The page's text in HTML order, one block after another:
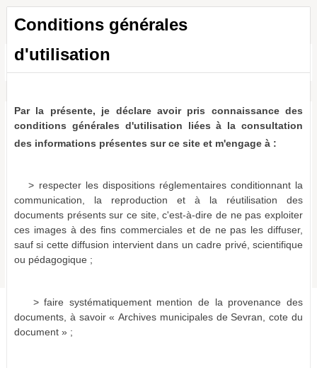
Toutes les ressources
Aucun document ne correspond aux termes de recherche
Suggestions :
Essayez un autre mode d’affichage
Vérifiez l'orthographe des termes recherchés.
Essayez d'autres mots.
Utilisez des mots clés plus généraux.
Conditions générales
d'utilisation
Par la présente, je déclare avoir pris connaissance des
conditions générales d'utilisation liées à la consultation
des informations présentes sur ce site et m'engage à :
> respecter les dispositions réglementaires conditionnant la
communication, la reproduction et à la réutilisation des
documents présents sur ce site, c'est-à-dire de ne pas exploiter
ces images à des fins commerciales et de ne pas les diffuser,
sauf si cette diffusion intervient dans un cadre privé, scientifique
ou pédagogique ;
> faire systématiquement mention de la provenance des
documents, à savoir « Archives municipales de Sevran, cote du
document » ;